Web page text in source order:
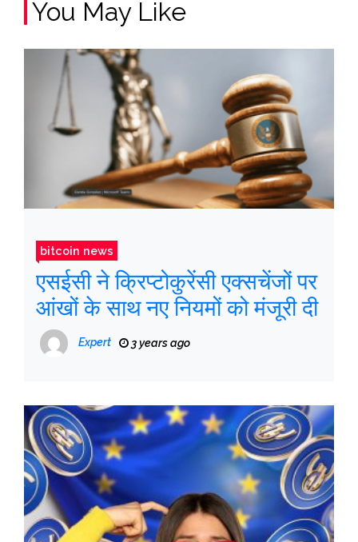
You May Like
bitcoin news
एसईसी ने क्रिप्टोकुरेंसी एक्सचेंजों पर
आंखों के साथ नए नियमों को मंजूरी दी
Expert 3 years ago